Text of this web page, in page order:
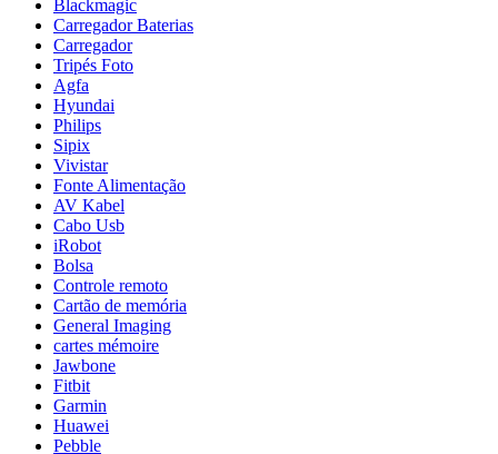
Blackmagic
Carregador Baterias
Carregador
Tripés Foto
Agfa
Hyundai
Philips
Sipix
Vivistar
Fonte Alimentação
AV Kabel
Cabo Usb
iRobot
Bolsa
Controle remoto
Cartão de memória
General Imaging
cartes mémoire
Jawbone
Fitbit
Garmin
Huawei
Pebble